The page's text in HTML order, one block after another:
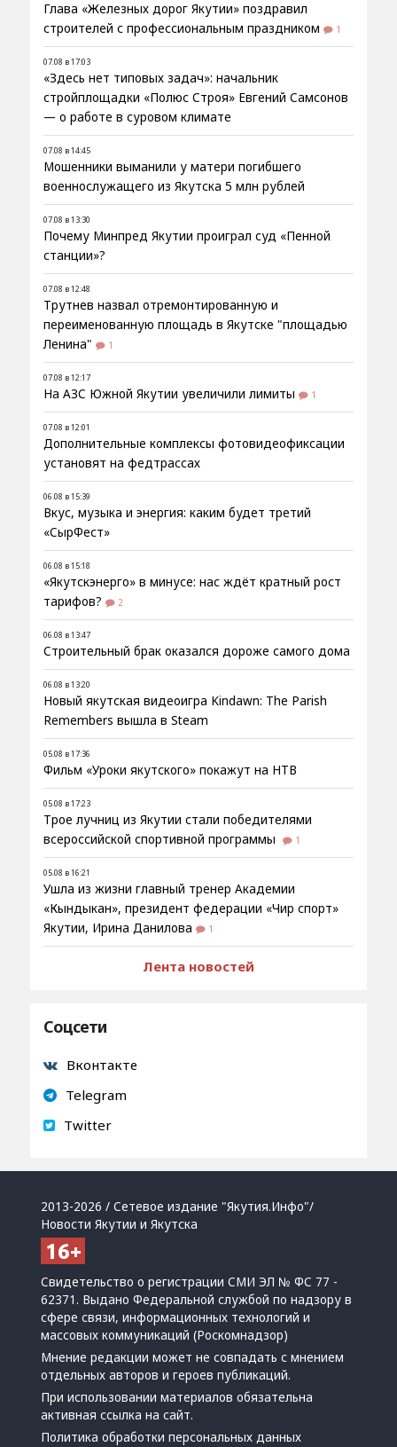
Глава «Железных дорог Якутии» поздравил
строителей с профессиональным праздником
1
07.08 в 17:03
«Здесь нет типовых задач»: начальник
стройплощадки «Полюс Строя» Евгений Самсонов
— о работе в суровом климате
07.08 в 14:45
Мошенники выманили у матери погибшего
военнослужащего из Якутска 5 млн рублей
07.08 в 13:30
Почему Минпред Якутии проиграл суд «Пенной
станции»?
07.08 в 12:48
Трутнев назвал отремонтированную и
переименованную площадь в Якутске "площадью
Ленина"
1
07.08 в 12:17
На АЗС Южной Якутии увеличили лимиты 1
07.08 в 12:01
Дополнительные комплексы фотовидеофиксации
установят на федтрассах
06.08 в 15:39
Вкус, музыка и энергия: каким будет третий
«СырФест»
06.08 в 15:18
«Якутскэнерго» в минусе: нас ждёт кратный рост
тарифов?
2
06.08 в 13:47
Строительный брак оказался дороже самого дома
06.08 в 13:20
Новый якутская видеоигра Kindawn: The Parish
Remembers вышла в Steam
05.08 в 17:36
Фильм «Уроки якутского» покажут на НТВ
05.08 в 17:23
Трое лучниц из Якутии стали победителями
всероссийской спортивной программы
1
05.08 в 16:21
Ушла из жизни главный тренер Академии
«Кындыкан», президент федерации «Чир спорт»
Якутии, Ирина Данилова
1
Лента новостей
Соцсети
Вконтакте
Telegram
Twitter
2013-2026 / Сетевое издание "Якутия.Инфо"/
Новости Якутии и Якутска
Свидетельство о регистрации СМИ ЭЛ № ФС 77 -
62371. Выдано Федеральной службой по надзору в
сфере связи, информационных технологий и
массовых коммуникаций (Роскомнадзор)
Мнение редакции может не совпадать с мнением
отдельных авторов и героев публикаций.
При использовании материалов обязательна
активная ссылка на сайт.
Политика обработки персональных данных